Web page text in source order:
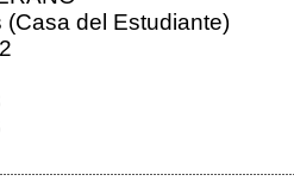
(Casa del Estudiante)